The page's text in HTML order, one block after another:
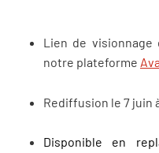
Lien de visionnage
notre plateforme
Rediffusion le 7 juin à
Disponible en